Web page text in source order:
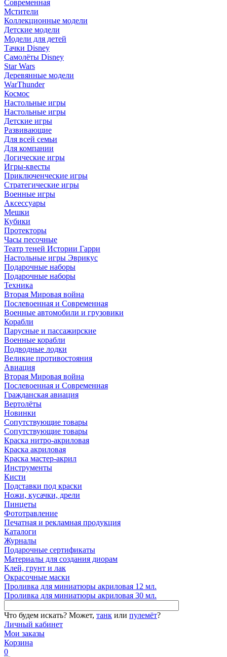
Современная
Мстители
Коллекционные модели
Детские модели
Модели для детей
Тачки Disney
Самолёты Disney
Star Wars
Деревянные модели
WarThunder
Космос
Настольные игры
Настольные игры
Детские игры
Развивающие
Для всей семьи
Для компании
Логические игры
Игры-квесты
Приключенческие игры
Стратегические игры
Военные игры
Аксессуары
Мешки
Кубики
Протекторы
Часы песочные
Театр теней Истории Гарри
Настольные игры Эврикус
Подарочные наборы
Подарочные наборы
Техника
Вторая Мировая война
Послевоенная и Современная
Военные автомобили и грузовики
Корабли
Парусные и пассажирские
Военные корабли
Подводные лодки
Великие противостояния
Авиация
Вторая Мировая война
Послевоенная и Современная
Гражданская авиация
Вертолёты
Новинки
Сопутствующие товары
Сопутствующие товары
Краска нитро-акриловая
Краска акриловая
Краска мастер-акрил
Инструменты
Кисти
Подставки под краски
Ножи, кусачки, дрели
Пинцеты
Фототравление
Печатная и рекламная продукция
Каталоги
Журналы
Подарочные сертификаты
Материалы для создания диорам
Клей, грунт и лак
Окрасочные маски
Проливка для миниатюры акриловая 12 мл.
Проливка для миниатюры акриловая 30 мл.
Что будем искать? Может, танк или пулемёт?
Личный кабинет
Мои заказы
Корзина
0